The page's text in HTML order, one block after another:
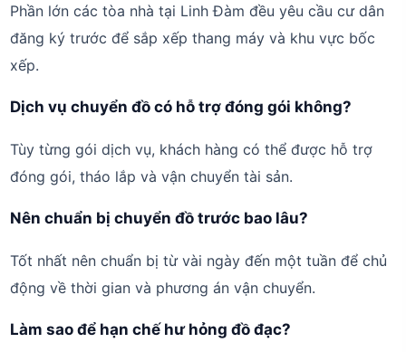
Phần lớn các tòa nhà tại Linh Đàm đều yêu cầu cư dân
đăng ký trước để sắp xếp thang máy và khu vực bốc
xếp.
Dịch vụ chuyển đồ có hỗ trợ đóng gói không?
Tùy từng gói dịch vụ, khách hàng có thể được hỗ trợ
đóng gói, tháo lắp và vận chuyển tài sản.
Nên chuẩn bị chuyển đồ trước bao lâu?
Tốt nhất nên chuẩn bị từ vài ngày đến một tuần để chủ
động về thời gian và phương án vận chuyển.
Làm sao để hạn chế hư hỏng đồ đạc?